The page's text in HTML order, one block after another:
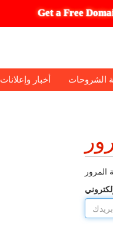
Get a Free
أخبار وإعلانات الشروحات